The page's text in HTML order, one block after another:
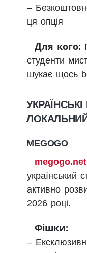
–
ця опція
Для кого:
студенти
шукає щось
MEGOGO
megogo.net
український
активно
2026 році.
Фішки:
–